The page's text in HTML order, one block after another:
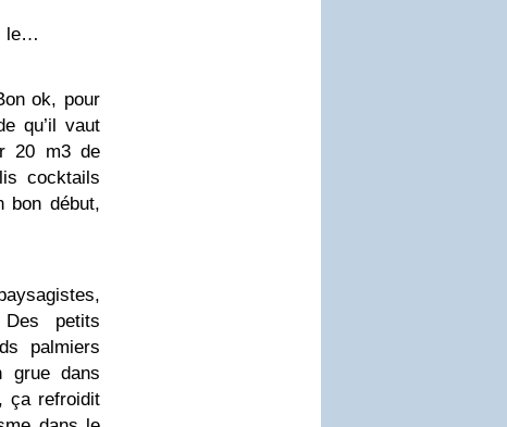
le…
ok, pour
qu’il vaut
20 m3 de
cocktails
bon début,
petits
palmiers
grue dans
ça refroidit